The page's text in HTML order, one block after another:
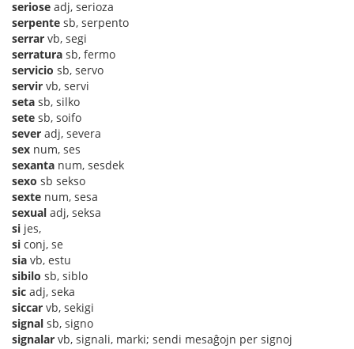
seriose adj, serioza
serpente sb, serpento
serrar vb, segi
serratura sb, fermo
servicio sb, servo
servir vb, servi
seta sb, silko
sete sb, soifo
sever adj, severa
sex num, ses
sexanta num, sesdek
sexo sb sekso
sexte num, sesa
sexual adj, seksa
si jes,
si conj, se
sia vb, estu
sibilo sb, siblo
sic adj, seka
siccar vb, sekigi
signal sb, signo
signalar vb, signali, marki; sendi mesaĝojn per signoj